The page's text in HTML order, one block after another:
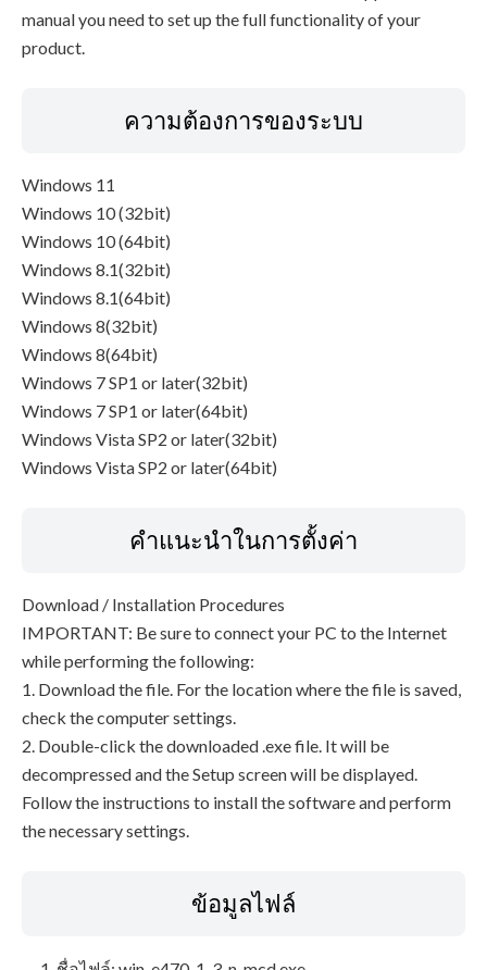
manual you need to set up the full functionality of your
product.
ความต้องการของระบบ
Windows 11
Windows 10 (32bit)
Windows 10 (64bit)
Windows 8.1(32bit)
Windows 8.1(64bit)
Windows 8(32bit)
Windows 8(64bit)
Windows 7 SP1 or later(32bit)
Windows 7 SP1 or later(64bit)
Windows Vista SP2 or later(32bit)
Windows Vista SP2 or later(64bit)
คำแนะนำในการตั้งค่า
Download / Installation Procedures
IMPORTANT: Be sure to connect your PC to the Internet
while performing the following:
1. Download the file. For the location where the file is saved,
check the computer settings.
2. Double-click the downloaded .exe file. It will be
decompressed and the Setup screen will be displayed.
Follow the instructions to install the software and perform
the necessary settings.
ข้อมูลไฟล์